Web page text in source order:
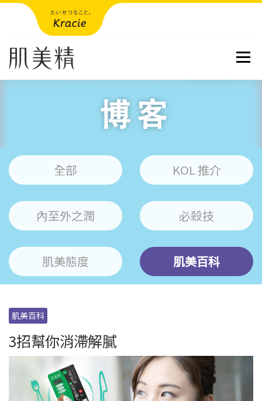
選單
全部 KOL 推介
內至外之潤 必殺技
肌美態度 肌美百科
肌美百科
3招幫你消滯解膩